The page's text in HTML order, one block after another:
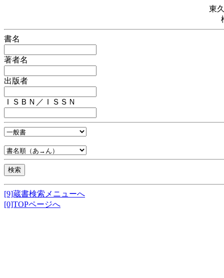
東
書名
著者名
出版者
ＩＳＢＮ／ＩＳＳＮ
[9]蔵書検索メニューへ
[0]TOPページへ